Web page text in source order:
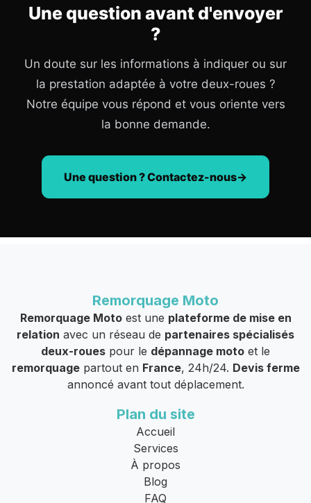
Une question avant d'envoyer
?
Un doute sur les informations à indiquer ou sur
la prestation adaptée à votre deux-roues ?
Notre équipe vous répond et vous oriente vers
la bonne demande.
Une question ? Contactez-nous
Remorquage Moto
Remorquage Motoest une plateforme de mise en
relation avec un réseau de partenaires spécialisés
deux-roues pour le dépannage moto et le
remorquagepartout en France, 24h/24. Devis ferme
annoncé avant tout déplacement.
Plan du site
Accueil
Services
À propos
Blog
FAQ